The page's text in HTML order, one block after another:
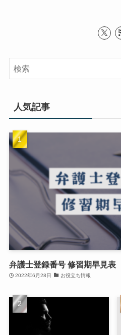
人気記事
弁護士登録番号 修習期早見表
2022年6月28日 お役立ち情報